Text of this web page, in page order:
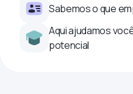
Sabemos o que
Aqui ajudamos
potencial